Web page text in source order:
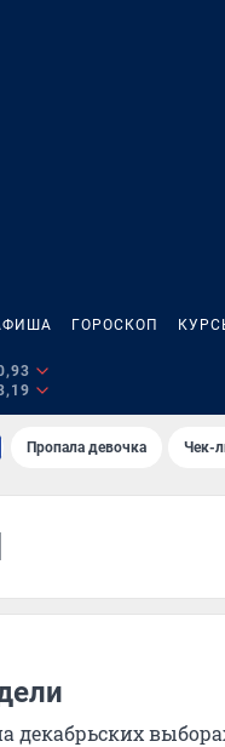
ГОРОСКОП
Пропала девочка Чек-
декабрьских